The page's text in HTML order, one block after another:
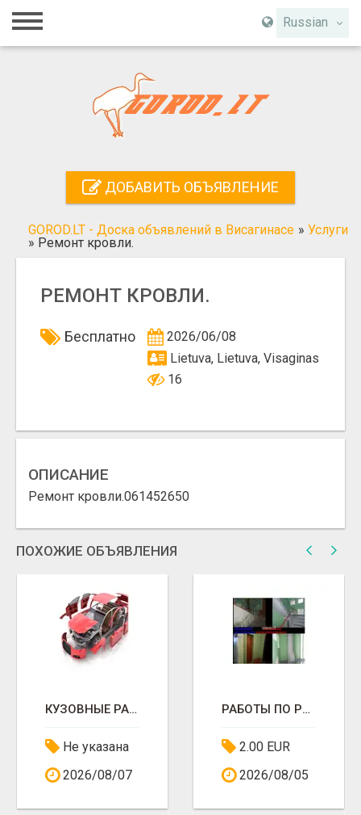
Russian
Главная
Регистрация
Поиск
ДОБАВИТЬ ОБЪЯВЛЕНИЕ
GOROD.LT - Доска объявлений в Висагинасе » Услуги
» Ремонт кровли.
РЕМОНТ КРОВЛИ.
Бесплатно
2026/06/08
Lietuva, Lietuva, Visaginas
16
ОПИСАНИЕ
Ремонт кровли.061452650
ПОХОЖИЕ ОБЪЯВЛЕНИЯ
КУЗОВНЫЕ РАБОТЫ
Не указана
2026/08/07
РАБОТЫ ПО РЕМОНТУ
2.00 EUR
2026/08/05